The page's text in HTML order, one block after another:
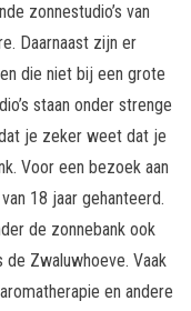
zonnestudio’s van
Daarnaast zijn er
die niet bij een grote
staan onder strenge
je zeker weet dat je
Voor een bezoek aan
18 jaar gehanteerd.
de zonnebank ook
de Zwaluwhoeve. Vaak
en andere